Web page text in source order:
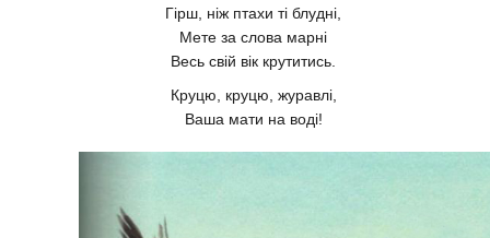
Гірш, ніж птахи ті блудні,
Мете за слова марні
Весь свій вік крутитись.
Круцю, круцю, журавлі,
Ваша мати на воді!